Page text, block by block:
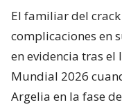
El familiar del
complicaciones en
en evidencia tras el
Mundial 2026
Argelia en la fase